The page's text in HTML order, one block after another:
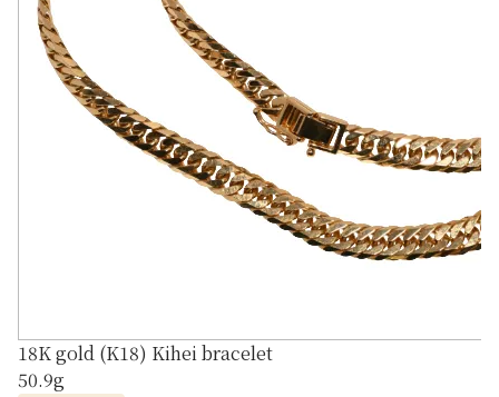
18K gold (K18) Kihei bracelet
50.9g